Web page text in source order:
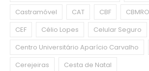
Castramóvel
CAT CBF CBMRO
CEF
Célio Lopes Celular Seguro
Centro Universitário Aparício Carvalho
Cerejeiras
Cesta de Natal